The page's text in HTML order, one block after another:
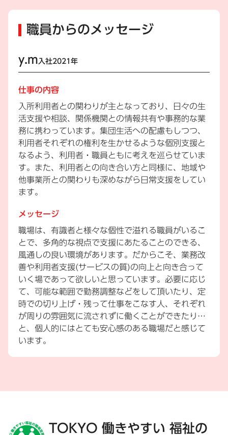
職員からのメッセージ
y.m 入社2021年
仕事の内容
入所利用者との関わりが主となっており、日々の生
活支援や相談、関係機関との情報共有や事務的な業
務に携わっています。集団生活への配慮もしつつ、
利用者それぞれの権利を生かせるような個別支援と
なるよう、利用者・職員ともに考えを巡らせていま
す。また、利用者との向き合い方と同様に、地域や
他事業所との関わりも深めながら日常支援をしてい
ます。
メッセージ
職場は、有識者と様々な個性で溢れる職員がいるこ
とで、多角的な視点で支援にあたることのできる、
風通しの良い環境があります。だからこそ、業務改
善や利用者支援(サービスの質)の向上と向き合って
いく場であって欲しいと思っています。必要に応じ
て、可能な範囲で勤務調整などをして頂いたり、定
時での切り上げ・残って仕事をこなす人、それぞれ
が周りの雰囲気に流されずに働くことができたり…
と、個人的にはとても安心感のある職場だと感じて
います。
TOKYO 働きやすい 福祉の